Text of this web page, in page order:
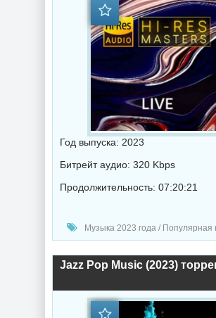
Год выпуска: 2023
Битрейт аудио: 320 Kbps
Продолжительность: 07:20:21
Музыка 2023 года / Популярная музыка / Рок - альтернативная музыка / Джаз музыка / Поп музыка /
Jazz Pop Music (2023)